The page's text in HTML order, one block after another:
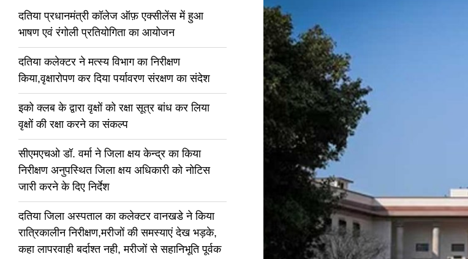
दतिया प्रधानमंत्री कॉलेज ऑफ़ एक्सीलेंस में हुआ
भाषण एवं रंगोली प्रतियोगिता का आयोजन
दतिया कलेक्टर ने मत्स्य विभाग का निरीक्षण
किया,वृक्षारोपण कर दिया पर्यावरण संरक्षण का संदेश
इको क्लब के द्वारा वृक्षों को रक्षा सूत्र बांध कर लिया
वृक्षों की रक्षा करने का संकल्प
सीएमएचओ डॉ. वर्मा ने जिला क्षय केन्द्र का किया
निरीक्षण अनुपस्थित जिला क्षय अधिकारी को नोटिस
जारी करने के दिए निर्देश
दतिया जिला अस्पताल का कलेक्टर वानखडे ने किया
रात्रिकालीन निरीक्षण,मरीजों की समस्याएं देख भड़के,
कहा लापरवाही बर्दाश्त नही, मरीजों से सहानिभूति पूर्वक